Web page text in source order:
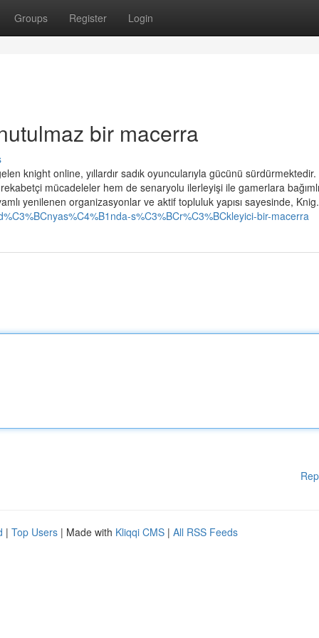
Groups Register Login
bir macerra
knight online, yıllardır sadık oyuncularıyla gücünü
mücadeleler hem de senaryolu ilerleyişi ile gamerlara
yenilenen organizasyonlar ve aktif topluluk yapısı sayesinde,
s%C3%BCr%C3%BCkleyici-bir-macerra
| Top Users | Made with Kliqqi CMS | All RSS Feeds